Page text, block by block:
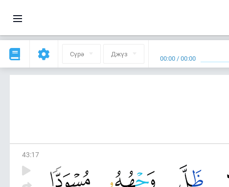
Сүрә Джүз 00:00 /00:00
43:17